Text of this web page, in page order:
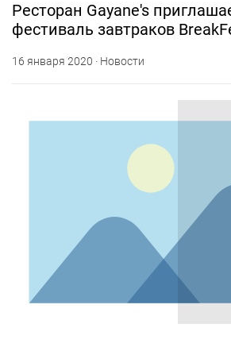
Ресторан Gayane's
фестиваль завтраков
16 января 2020 · Новости